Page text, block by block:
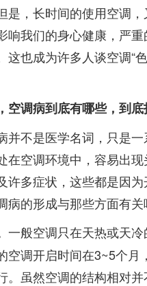
是，长时间的使用空调
响我们的身心健康，严
这也成为许多人谈空调“
空调病到底有哪些，到底
并不是医学名词，只是
在空调环境中，容易出
许多症状，这些都是因为
病的形成与那些方面有关
一般空调只在天热或天
空调开启时间在3~5个月
。虽然空调的结构相对